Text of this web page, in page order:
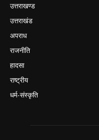
उत्तराखण्ड
उत्तराखंड
अपराध
राजनीति
हादसा
राष्ट्रीय
धर्म-संस्कृति